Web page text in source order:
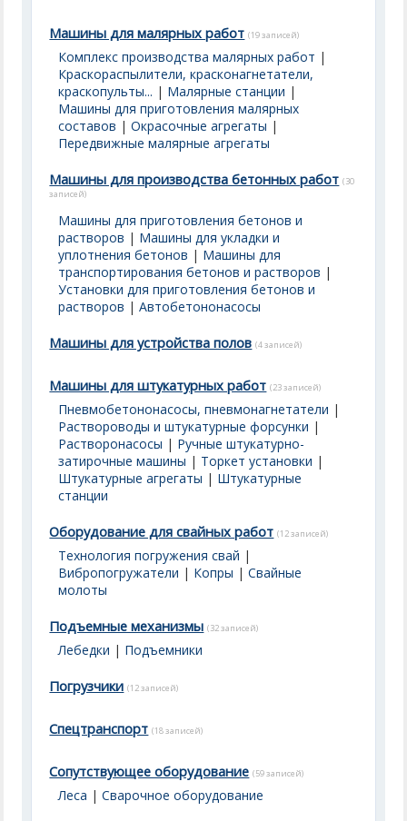
Машины для малярных работ (19 записей)
Комплекс производства малярных работ |
Краскораспылители, красконагнетатели,
краскопульты... | Малярные станции |
Машины для приготовления малярных
составов |Окрасочные агрегаты |
Передвижные малярные агрегаты
Машины для производства бетонных работ (30
записей)
Машины для приготовления бетонов и
растворов | Машины для укладки и
уплотнения бетонов | Машины для
транспортирования бетонов и растворов |
Установки для приготовления бетонов и
растворов |Автобетононасосы
Машины для устройства полов (4 записей)
Машины для штукатурных работ (23 записей)
Пневмобетононасосы, пневмонагнетатели |
Раствороводы и штукатурные форсунки |
Растворонасосы | Ручные штукатурно-
затирочные машины | Торкет установки |
Штукатурные агрегаты | Штукатурные
станции
Оборудование для свайных работ (12 записей)
Технология погружения свай |
Вибропогружатели | Копры |Свайные
молоты
Подъемные механизмы (32 записей)
Лебедки | Подъемники
Погрузчики (12 записей)
Спецтранспорт (18 записей)
Сопутствующее оборудование (59 записей)
Леса |Сварочное оборудование